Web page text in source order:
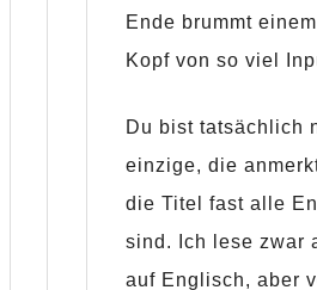
Ende brummt
Kopf von so viel
Du bist tatsächlich
einzige, die
die Titel fast alle
sind. Ich lese zwar
auf Englisch, aber